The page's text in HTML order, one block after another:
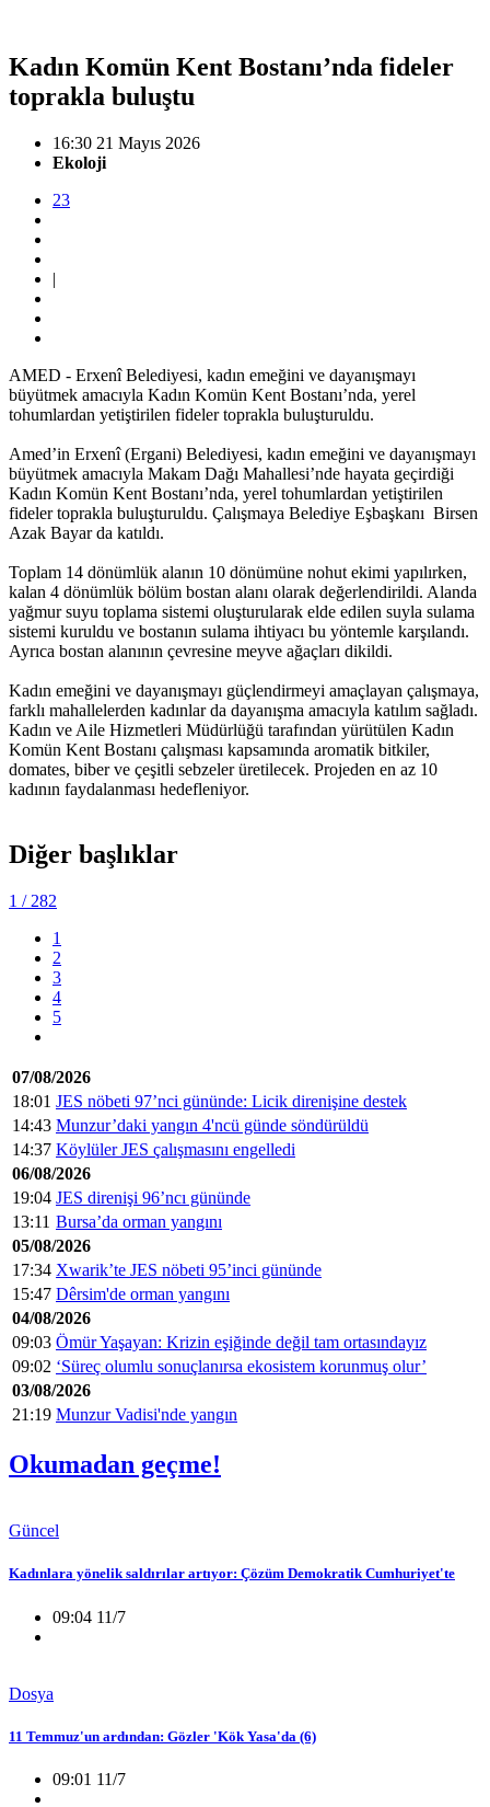
Kadın Komün Kent Bostanı’nda fideler
toprakla buluştu
16:30 21 Mayıs 2026
Ekoloji
23
|
AMED - Erxenî Belediyesi, kadın emeğini ve dayanışmayı
büyütmek amacıyla Kadın Komün Kent Bostanı’nda, yerel
tohumlardan yetiştirilen fideler toprakla buluşturuldu.
Amed’in Erxenî (Ergani) Belediyesi, kadın emeğini ve dayanışmayı
büyütmek amacıyla Makam Dağı Mahallesi’nde hayata geçirdiği
Kadın Komün Kent Bostanı’nda, yerel tohumlardan yetiştirilen
fideler toprakla buluşturuldu. Çalışmaya Belediye Eşbaşkanı Birsen
Azak Bayar da katıldı.
Toplam 14 dönümlük alanın 10 dönümüne nohut ekimi yapılırken,
kalan 4 dönümlük bölüm bostan alanı olarak değerlendirildi. Alanda
yağmur suyu toplama sistemi oluşturularak elde edilen suyla sulama
sistemi kuruldu ve bostanın sulama ihtiyacı bu yöntemle karşılandı.
Ayrıca bostan alanının çevresine meyve ağaçları dikildi.
Kadın emeğini ve dayanışmayı güçlendirmeyi amaçlayan çalışmaya,
farklı mahallelerden kadınlar da dayanışma amacıyla katılım sağladı.
Kadın ve Aile Hizmetleri Müdürlüğü tarafından yürütülen Kadın
Komün Kent Bostanı çalışması kapsamında aromatik bitkiler,
domates, biber ve çeşitli sebzeler üretilecek. Projeden en az 10
kadının faydalanması hedefleniyor.
Diğer başlıklar
1 / 282
1
2
3
4
5
07/08/2026
18:01 JES nöbeti 97’nci gününde: Licik direnişine destek
14:43 Munzur’daki yangın 4'ncü günde söndürüldü
14:37 Köylüler JES çalışmasını engelledi
06/08/2026
19:04 JES direnişi 96’ncı gününde
13:11 Bursa’da orman yangını
05/08/2026
17:34 Xwarik’te JES nöbeti 95’inci gününde
15:47 Dêrsim'de orman yangını
04/08/2026
09:03 Ömür Yaşayan: Krizin eşiğinde değil tam ortasındayız
09:02 ‘Süreç olumlu sonuçlanırsa ekosistem korunmuş olur’
03/08/2026
21:19 Munzur Vadisi'nde yangın
Okumadan geçme!
Güncel
Kadınlara yönelik saldırılar artıyor: Çözüm Demokratik Cumhuriyet'te
09:04 11/7
Dosya
11 Temmuz'un ardından: Gözler 'Kök Yasa'da (6)
09:01 11/7